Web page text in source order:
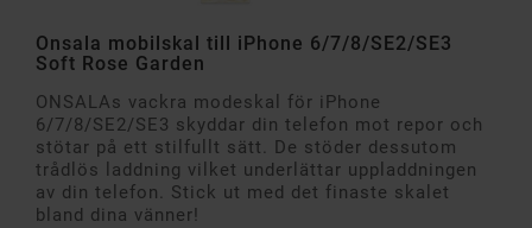
Onsala mobilskal till iPhone 6/7/8/SE2/SE3
Soft Rose Garden
ONSALAs vackra modeskal för iPhone
6/7/8/SE2/SE3 skyddar din telefon mot repor och
stötar på ett stilfullt sätt. De stöder dessutom
trådlös laddning vilket underlättar uppladdningen
av din telefon. Stick ut med det finaste skalet
bland dina vänner!